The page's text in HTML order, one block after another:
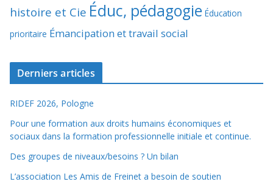
histoire et Cie Éduc, pédagogie Éducation
prioritaire Émancipation et travail social
Derniers articles
RIDEF 2026, Pologne
Pour une formation aux droits humains économiques et
sociaux dans la formation professionnelle initiale et continue.
Des groupes de niveaux/besoins ? Un bilan
L’association Les Amis de Freinet a besoin de soutien